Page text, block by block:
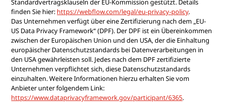
Standardvertragsklauseln der EU-Kommission gestützt. Details
finden Sie hier: https://webflow.com/legal/eu-privacy-policy.
Das Unternehmen verfügt über eine Zertifizierung nach dem „EU-
US Data Privacy Framework“ (DPF). Der DPF ist ein Übereinkommen
zwischen der Europäischen Union und den USA, der die Einhaltung
europäischer Datenschutzstandards bei Datenverarbeitungen in
den USA gewährleisten soll. Jedes nach dem DPF zertifizierte
Unternehmen verpflichtet sich, diese Datenschutzstandards
einzuhalten. Weitere Informationen hierzu erhalten Sie vom
Anbieter unter folgendem Link:
https://www.dataprivacyframework.gov/participant/6365.